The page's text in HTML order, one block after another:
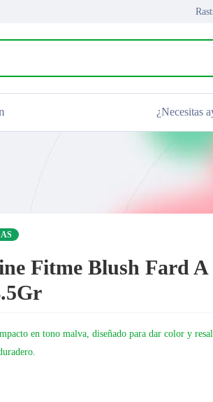
¿Necesitas
Fitme Blush Fard A
en tono malva, diseñado para dar color y